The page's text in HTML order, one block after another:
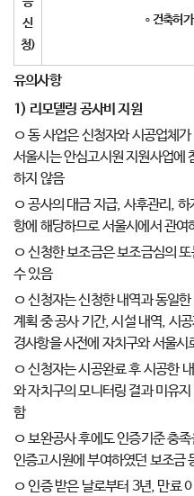
신
청)
∘건축허가
유의사항
1) 리모델링 공사비 지원
ㅇ 동 사업은 신청자와 시공업체
서울시는 안심고시원 지원사업에
하지 않음
ㅇ 공사의 대금 지급, 사후관리,
항에 해당하므로 서울시에서 관여
ㅇ 신청한 보조금은 보조금심의
수 있음
ㅇ 신청자는 신청한 내역과 동일
계획 중 공사 기간, 시설 내역, 시
경사항을 사전에 자치구와 서울시
ㅇ 신청자는 시공완료 후 시공한
와 자치구의 모니터링 결과 미유
함
ㅇ 보완공사 후에도 인증기준 충
인증고시원에 부여하였던 보조금
ㅇ 인증 받은 날로부터 3년, 만료